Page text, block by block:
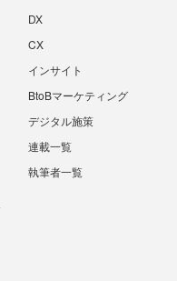
DX
CX
インサイト
BtoBマーケティング
デジタル施策
連載一覧
執筆者一覧